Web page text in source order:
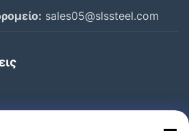
sales05@slssteel.com